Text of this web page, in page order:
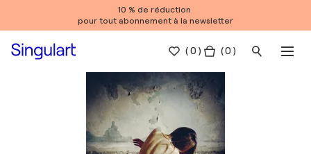
10 % de réduction
pour tout abonnement à la newsletter
(0 ) ( 0 )